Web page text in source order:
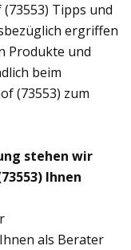
Tipps und
ergriffen
Produkte und
beim
(73553) zum
stehen wir
Ihnen
als Berater